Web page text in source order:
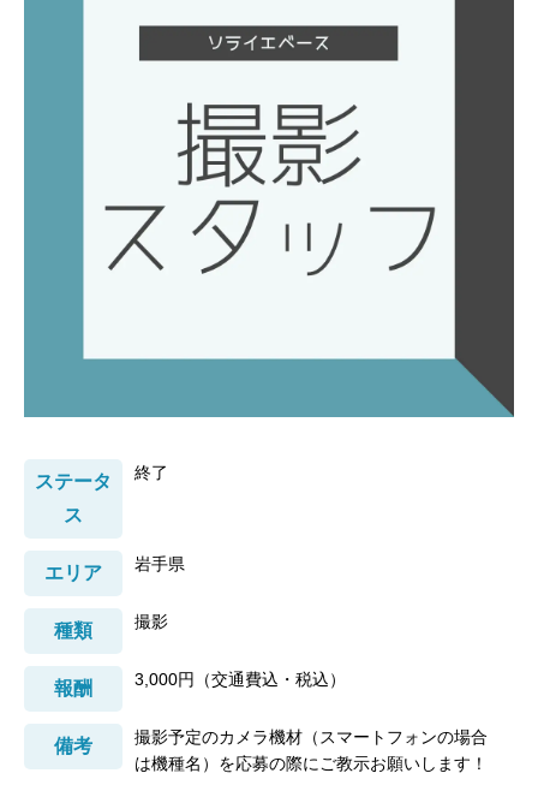
ステータ
ス
終了
エリア 岩手県
種類 撮影
報酬 3,000円（交通費込・税込）
備考
撮影予定のカメラ機材（スマートフォンの場合
は機種名）を応募の際にご教示お願いします！